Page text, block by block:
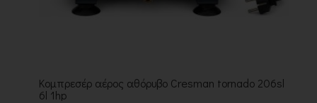
Κομπρεσέρ αέρος αθόρυβο Cresman tornado 206sl
6l 1hp